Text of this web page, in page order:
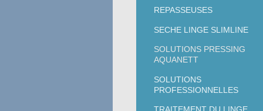
REPASSEUSES
SECHE LINGE SLIMLINE
SOLUTIONS PRESSING
AQUANETT
SOLUTIONS
PROFESSIONNELLES